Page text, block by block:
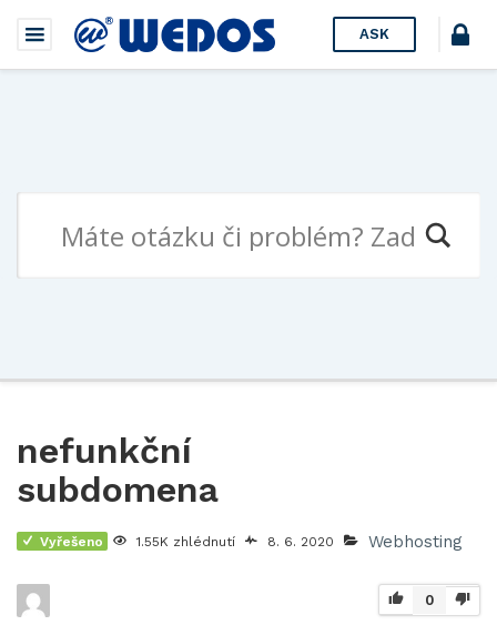
ASK
nefunkční
subdomena
Vyřešeno 1.55K zhlédnutí 8. 6. 2020 Webhosting
0